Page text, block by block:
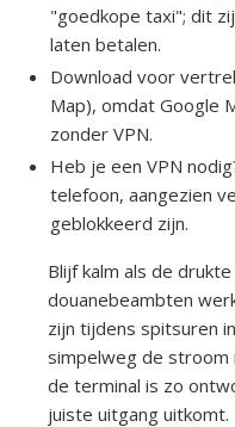
"goedkope taxi"; dit
laten betalen.
Download voor
Map), omdat Google
zonder VPN.
Heb je een VPN
telefoon, aangezien
geblokkeerd zijn.
Blijf kalm als de
douanebeambten
zijn tijdens spitsuren
simpelweg de stroom
de terminal is zo
juiste uitgang uitkomt.